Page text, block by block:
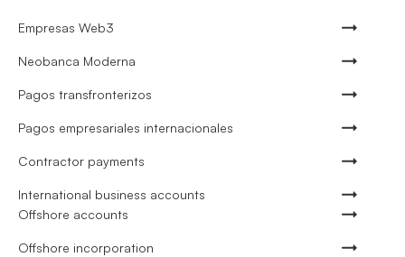
Empresas Web3
Neobanca Moderna
Pagos transfronterizos
Pagos empresariales internacionales
Contractor payments
International business accounts
Offshore accounts
Offshore incorporation